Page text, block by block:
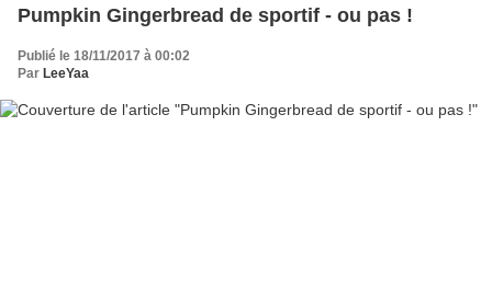
Pumpkin Gingerbread de sportif - ou pas !
Publié le 18/11/2017 à 00:02
Par LeeYaa